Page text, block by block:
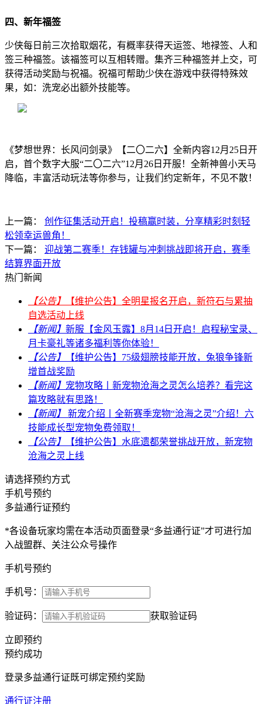
四、新年福签
少侠每日前三次拾取烟花，有概率获得天运签、地禄签、人和
签三种福签。该福签可以互相转赠。集齐三种福签并上交，可
获得活动奖励与祝福。祝福可帮助少侠在游戏中获得特殊效
果，如：洗宠必出额外技能等。
《梦想世界：长风问剑录》【二〇二六】全新内容12月25日开
启，首个数字大服“二〇二六”12月26日开服！全新神兽小天马
降临，丰富活动玩法等你参与，让我们约定新年，不见不散！
上一篇：
创作征集活动开启！投稿赢时装，分享精彩时刻轻
松领幸运兽角！
下一篇：
迎战第二赛季！存钱罐与冲刺挑战即将开启，赛季
结算界面开放
热门新闻
【公告】
【维护公告】全明星报名开启，新符石与累抽
自选活动上线
【新闻】 新服【金风玉露】8月14日开启！启程秘宝录、
月卡豪礼等诸多福利等你体验！
【公告】
【维护公告】75级翅膀技能开放，兔狼争锋新
增首战奖励
【新闻】 宠物攻略丨新宠物沧海之灵怎么培养？看完这
篇攻略就有思路！
【新闻】
新宠介绍丨全新赛季宠物“沧海之灵”介绍！六
技能成长型宠物免费领取！
【公告】
【维护公告】水底遗都荣誉挑战开放，新宠物
沧海之灵上线
请选择预约方式
手机号预约
多益通行证预约
*各设备玩家均需在本活动页面登录“多益通行证”才可进行加
入战盟群、关注公众号操作
手机号预约
手机号：
验证码： 获取验证码
立即预约
预约成功
登录多益通行证既可绑定预约奖励
通行证注册